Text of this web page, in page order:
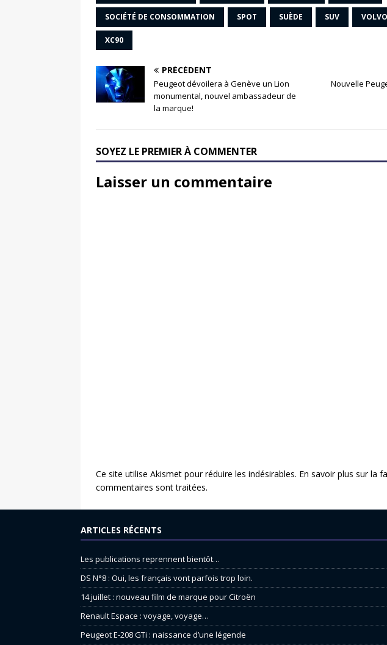
SOCIÉTÉ DE CONSOMMATION SPOT SUÈDE SUV VOLVO
XC90
PRÉCÉDENT
Peugeot dévoilera à Genève un Lion
monumental, nouvel ambassadeur de
la marque!
Nouvelle
SOYEZ LE PREMIER À COMMENTER
Laisser un commentaire
Ce site utilise Akismet pour réduire les indésirables. En savoir plus sur la
commentaires sont traitées.
ARTICLES RÉCENTS
Les publications reprennent bientôt…
DS N°8 : Oui, les français vont parfois trop loin.
14 juillet : nouveau film de marque pour Citroën
Renault Espace : voyage, voyage…
Peugeot E-208 GTi : naissance d’une légende